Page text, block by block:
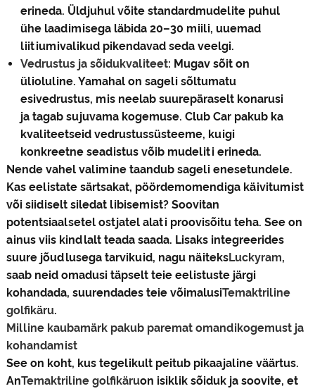
erineda. Üldjuhul võite standardmudelite puhul
ühe laadimisega läbida 20–30 miili, uuemad
liitiumivalikud pikendavad seda veelgi.
Vedrustus ja sõidukvaliteet: Mugav sõit on
ülioluline. Yamahal on sageli sõltumatu
esivedrustus, mis neelab suurepäraselt konarusi
ja tagab sujuvama kogemuse. Club Car pakub ka
kvaliteetseid vedrustussüsteeme, kuigi
konkreetne seadistus võib mudeliti erineda.
Nende vahel valimine taandub sageli enesetundele.
Kas eelistate särtsakat, pöördemomendiga käivitumist
või siidiselt siledat libisemist? Soovitan
potentsiaalsetel ostjatel alati proovisõitu teha. See on
ainus viis kindlalt teada saada. Lisaks integreerides
suure jõudlusega tarvikuid, nagu näiteksLuckyram,
saab neid omadusi täpselt teie eelistuste järgi
kohandada, suurendades teie võimalusiTemaktriline
golfikäru.
Milline kaubamärk pakub paremat omandikogemust ja
kohandamist
See on koht, kus tegelikult peitub pikaajaline väärtus.
AnTemaktriline golfikäruon isiklik sõiduk ja soovite, et